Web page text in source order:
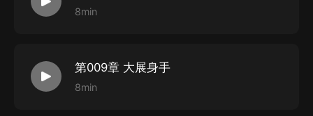
8min
第009章 大展身手
8min